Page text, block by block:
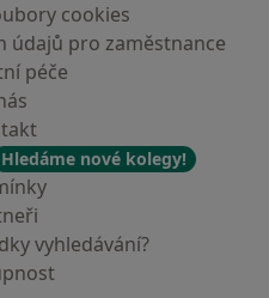
cookies
údajů pro zaměstnance
péče
Hledáme nové kolegy!
vyhledávání?